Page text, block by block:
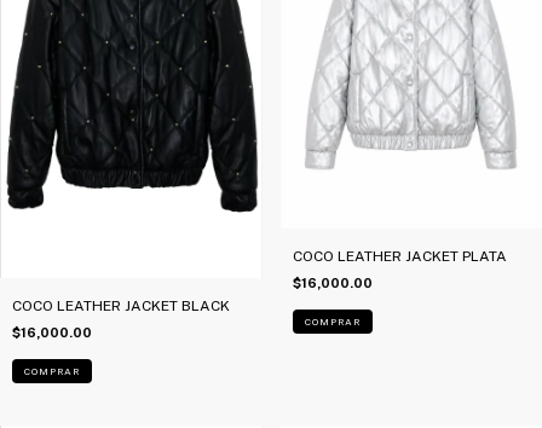
COCO LEATHER JACKET BLACK
$16,000.00
COMPRAR
COCO LEATHER JACKET PLATA
$16,000.00
COMPRAR